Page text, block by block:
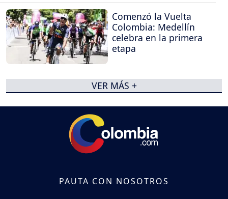
Comenzó la Vuelta
Colombia: Medellín
celebra en la primera
etapa
VER MÁS +
PAUTA CON NOSOTROS